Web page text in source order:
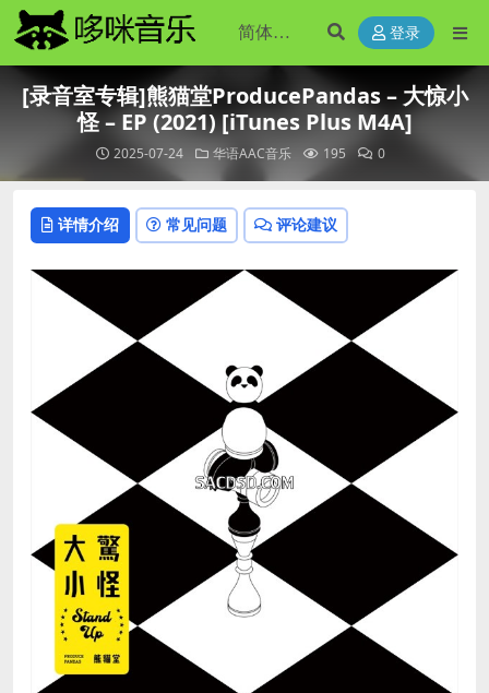
登录
[录音室专辑]熊猫堂ProducePandas – 大惊小
怪 – EP (2021) [iTunes Plus M4A]
2025-07-24 华语AAC音乐 195 0
详情介绍 常见问题 评论建议